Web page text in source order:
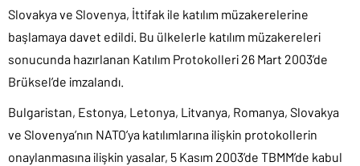
Slovakya ve Slovenya, İttifak ile katılım müzakerelerine
başlamaya davet edildi. Bu ülkelerle katılım müzakereleri
sonucunda hazırlanan Katılım Protokolleri 26 Mart 2003’de
Brüksel’de imzalandı.
Bulgaristan, Estonya, Letonya, Litvanya, Romanya, Slovakya
ve Slovenya’nın NATO’ya katılımlarına ilişkin protokollerin
onaylanmasına ilişkin yasalar, 5 Kasım 2003’de TBMM’de kabul